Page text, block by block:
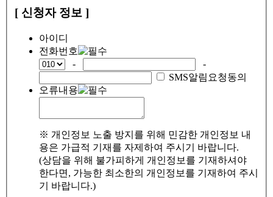
[ 신청자 정보 ]
아이디
전화번호
-
-
SMS알림요청동의
오류내용
※ 개인정보 노출 방지를 위해 민감한 개인정보 내
용은 가급적 기재를 자제하여 주시기 바랍니다.
(상담을 위해 불가피하게 개인정보를 기재하셔야
한다면, 가능한 최소한의 개인정보를 기재하여 주시
기 바랍니다.)